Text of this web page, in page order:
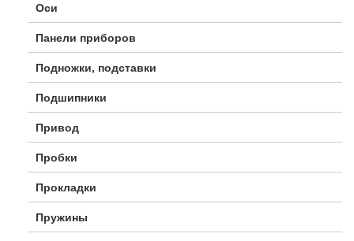
Оси
Панели приборов
Подножки, подставки
Подшипники
Привод
Пробки
Прокладки
Пружины